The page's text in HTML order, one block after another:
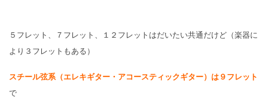
５フレット、７フレット、１２フレットはだいたい共通だけど（楽器に
より３フレットもある）
スチール弦系（エレキギター・アコースティックギター）は９フレット
で